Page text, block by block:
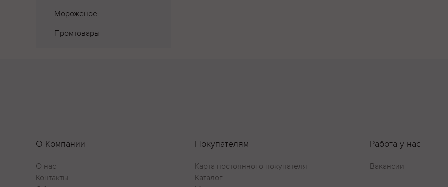
Мороженое
Промтовары
О Компании
О нас
Контакты
Покупателям
Карта постоянного покупателя
Каталог
Работа у нас
Вакансии